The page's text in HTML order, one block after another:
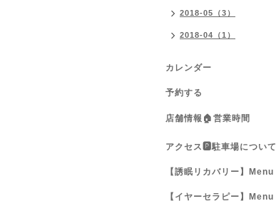
2018-05（3）
2018-04（1）
カレンダー
予約する
店舗情報🏠営業時間
アクセス🅿️駐車場について
【誘眠リカバリー】Menu
【イヤーセラピー】Menu